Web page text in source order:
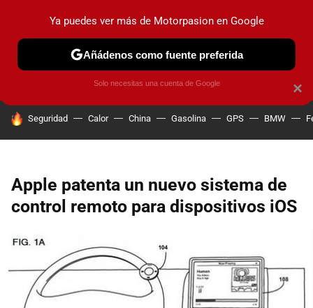
PRUEBAS COCHES ELÉCTRICOS OBSERVATORIO
HOY SE HABLA DE
Seguridad Calor China Gasolina GPS BMW
Apple patenta un nuevo sistema de
control remoto para dispositivos iOS
×
Ya puedes ver más de Motorpasion en Google
Añádenos como fuente preferida
Solo necesitas una cuenta de Google